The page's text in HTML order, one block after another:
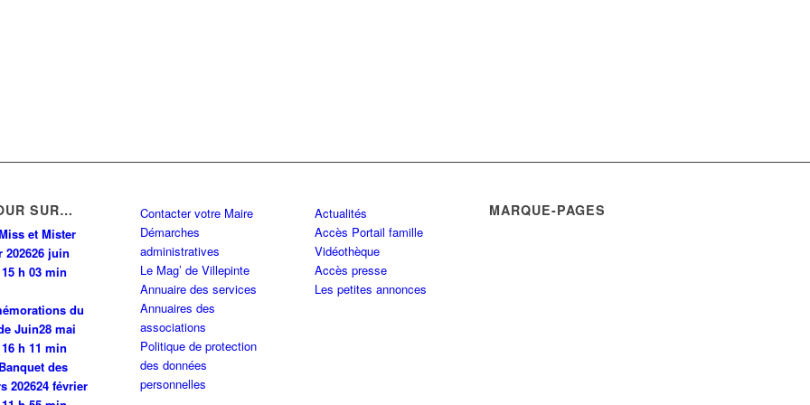
0 km
93420 VILLEPINTE
0 km
SUR…
et Mister
202626 juin
h 03 min
du
Juin28 mai
h 11 min
Banquet des
202624 février
Contacter votre Maire
Démarches
administratives
Le Mag’ de Villepinte
Annuaire des services
Annuaires des
associations
Politique de protection
des données
personnelles
Actualités
Accès Portail famille
Vidéothèque
Accès presse
Les petites annonces
MARQUE-PAGES